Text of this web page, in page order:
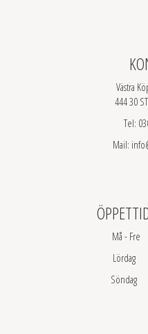
Västra
444 30
Tel:
Mail:
Må -
Lördag
Söndag